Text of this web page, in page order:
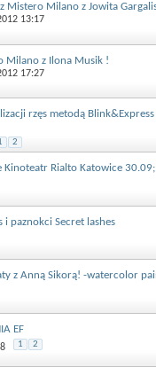
Mistero Milano z Jowita
13:17
Milano z Ilona Musik !
17:27
rzęs metodą
2
Kinoteatr Rialto Katowice
i paznokci Secret lashes
z Anną Sikorą! -watercolor
EF
1 2